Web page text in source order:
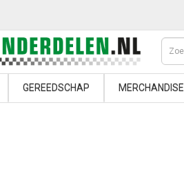
GEREEDSCHAP MERCHANDISE